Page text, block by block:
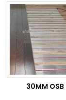
30MM OSB